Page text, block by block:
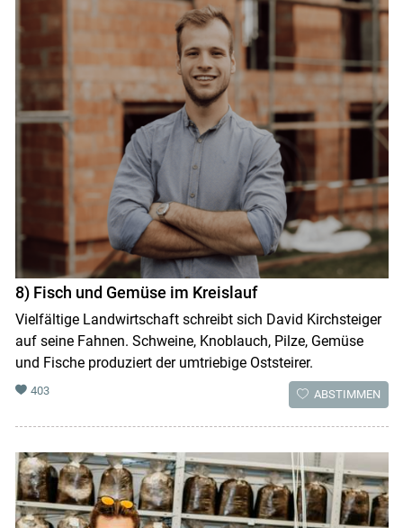
8) Fisch und Gemüse im Kreislauf
Vielfältige Landwirtschaft schreibt sich David Kirchsteiger
auf seine Fahnen. Schweine, Knoblauch, Pilze, Gemüse
und Fische produziert der umtriebige Oststeirer.
403 ABSTIMMEN